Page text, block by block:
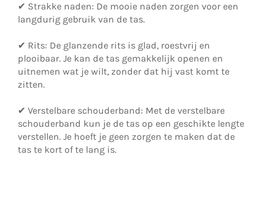
✔ Strakke naden: De mooie naden zorgen voor een
langdurig gebruik van de tas.
✔ Rits: De glanzende rits is glad, roestvrij en
plooibaar. Je kan de tas gemakkelijk openen en
uitnemen wat je wilt, zonder dat hij vast komt te
zitten.
✔ Verstelbare schouderband: Met de verstelbare
schouderband kun je de tas op een geschikte lengte
verstellen. Je hoeft je geen zorgen te maken dat de
tas te kort of te lang is.